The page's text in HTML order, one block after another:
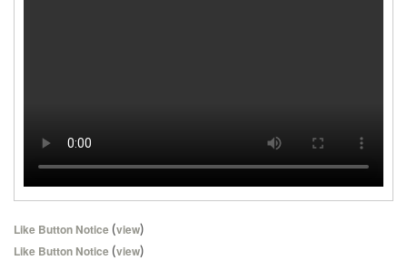
Like Button Notice (view)
Like Button Notice (view)